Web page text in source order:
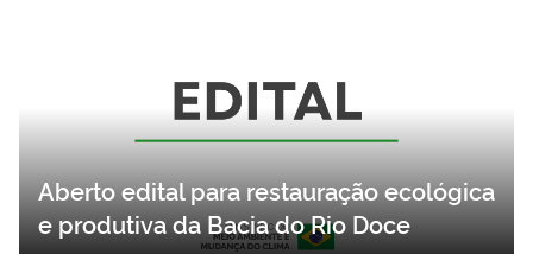
Aberto edital para restauração ecológica
e produtiva da Bacia do Rio Doce